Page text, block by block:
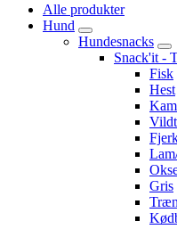
Alle produkter
Hund
Hundesnacks
Snack'it -
Fisk
Hest
Gris